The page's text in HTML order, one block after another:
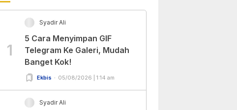
1
Syadir Ali
5 Cara Menyimpan GIF
Telegram Ke Galeri, Mudah
Banget Kok!
Ekbis 05/08/2026 | 1:14 am
Syadir Ali